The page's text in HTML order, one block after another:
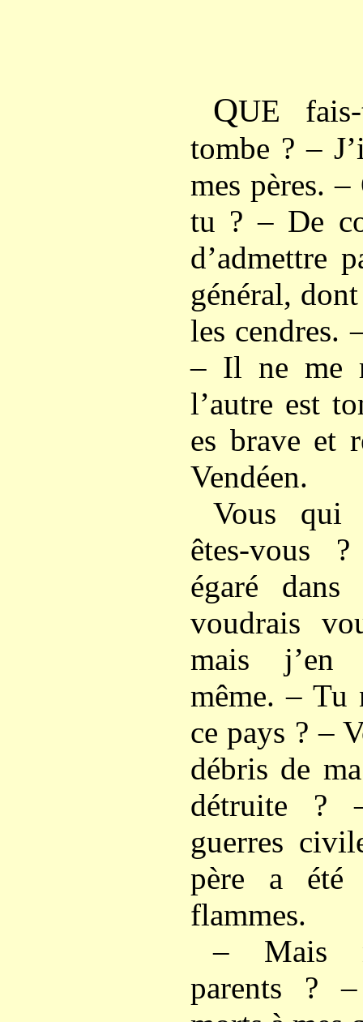
QUE
tombe ? –
mes pères.
tu ? – De
d’admettre
général,
les cendres.
– Il ne me
l’autre est
es brave et
Vendéen.
Vous qui
êtes-vous
égaré
voudrais
mais j’en
même. – Tu
ce pays ? –
débris de
détruite ?
guerres
père a été
flammes.
– Mais
parents ?